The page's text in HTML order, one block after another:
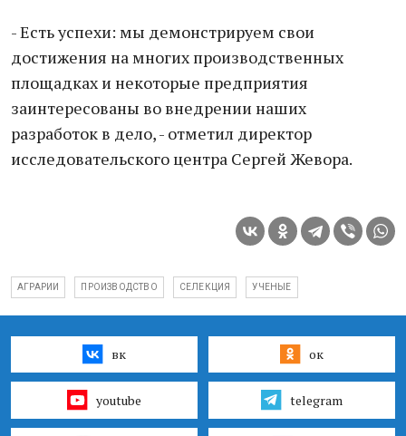
- Есть успехи: мы демонстрируем свои
достижения на многих производственных
площадках и некоторые предприятия
заинтересованы во внедрении наших
разработок в дело, - отметил директор
исследовательского центра Сергей Жевора.
АГРАРИИ ПРОИЗВОДСТВО СЕЛЕКЦИЯ УЧЕНЫЕ
вк ок
youtube telegram